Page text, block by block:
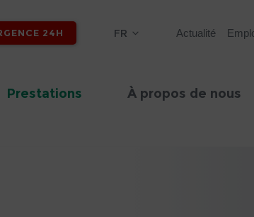
24H FR Actualité
Prestations À propos de nous